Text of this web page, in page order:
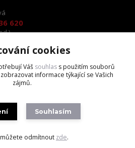
620
cookies
Váš souhlas s použitím souborů
informace týkající se Vašich
zájmů.
Souhlasím
můžete odmítnout zde.